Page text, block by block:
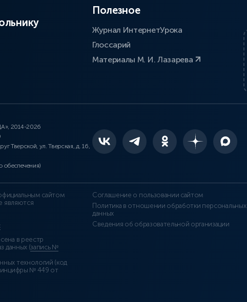
Полезное
Журнал ИнтернетУрока
Глоссарий
Материалы М. И. Лазарева
2014-2026
Тверской, ул. Тверская, д. 16,
обеспечения)
сайтом
являются
в реестр
данных (запись №
технологий (код
№ 449 от
Соглашение о пользовании сайтом
Политика в отношении обработки персональных
данных
Сведения об образовательной организации